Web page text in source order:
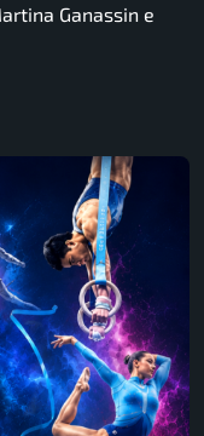
Ganassin e